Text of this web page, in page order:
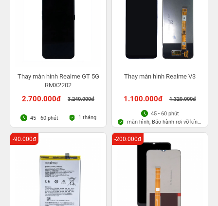
Thay màn hình Realme GT 5G
RMX2202
2.700.000đ 3.240.000đ
45 - 60 phút 1 tháng
Thay màn hình Realme V3
1.100.000đ 1.320.000đ
45 - 60 phút
màn hình, Bảo hành rơi vỡ kính
1 lần trong 3 tháng
-90.000đ -200.000đ